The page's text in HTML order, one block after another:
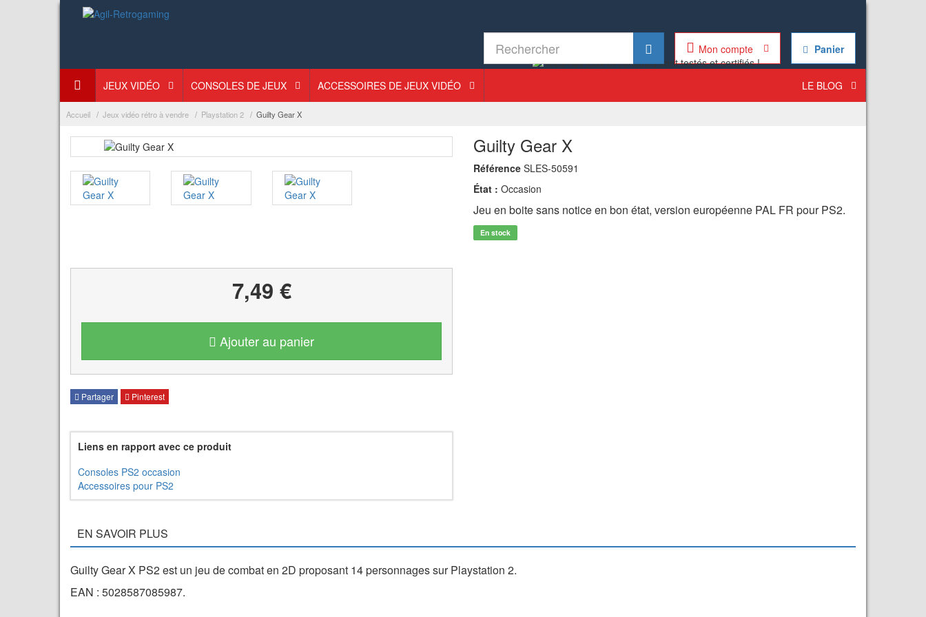
Panier
Mon compte
JEUX VIDÉO CONSOLES DE JEUX ACCESSOIRES DE JEUX VIDÉO LE BLOG
Accueil Jeux vidéo rétro à vendre Playstation 2 Guilty Gear X
Guilty Gear X
Référence SLES-50591
État : Occasion
Jeu en boite sans notice en bon état, version européenne PAL FR pour PS2.
En stock
7,49 €
Ajouter au panier
Partager Pinterest
Liens en rapport avec ce produit
Consoles PS2 occasion
Accessoires pour PS2
EN SAVOIR PLUS
Guilty Gear X PS2 est un jeu de combat en 2D proposant 14 personnages sur Playstation 2.
EAN : 5028587085987.